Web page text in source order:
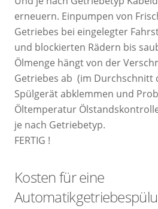
erneuern. Einpumpen von
Getriebes bei eingelegter
und blockierten Rädern bis
Ölmenge hängt von der
Getriebes ab (im Durchschnitt
Spülgerät abklemmen und
Öltemperatur
je nach Getriebetyp.
FERTIG !
Kosten für eine